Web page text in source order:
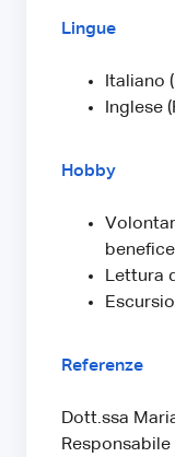
Lingue
Italiano
Inglese
Hobby
Lettura
Referenze
Dott.ssa